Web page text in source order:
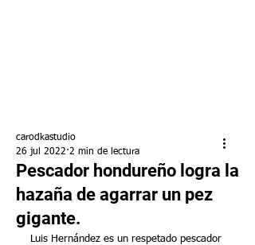
Pescador hondureño logra la
hazaña de agarrar un pez
gigante.
carodkastudio
26 jul 2022 2 min de lectura
Luis Hernández es un respetado pescador